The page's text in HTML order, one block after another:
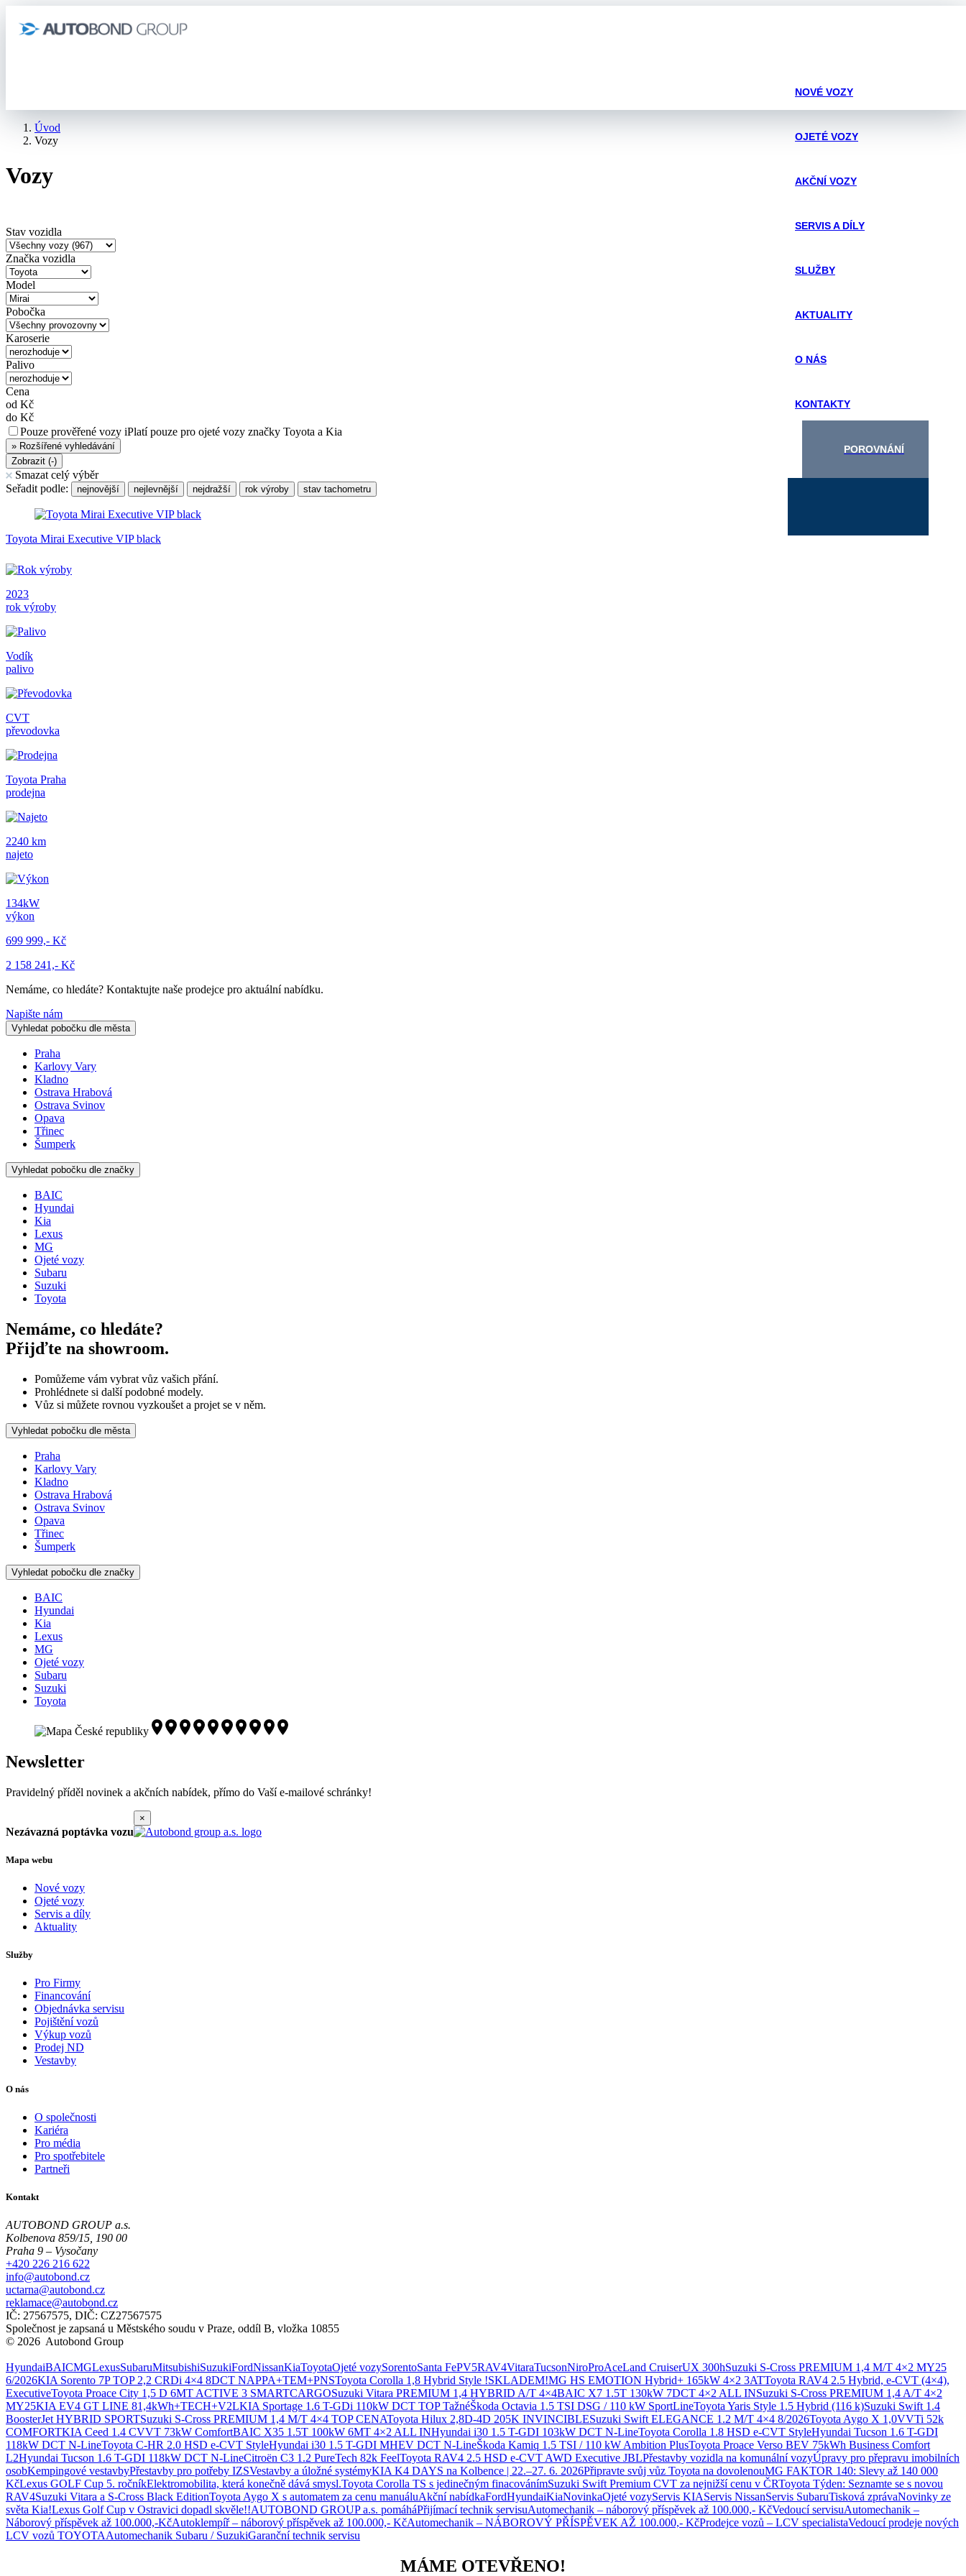
NOVÉ VOZY
OJETÉ VOZY
AKČNÍ VOZY
SERVIS A DÍLY
SLUŽBY
AKTUALITY
O NÁS
KONTAKTY
POROVNÁNÍ
Úvod
Vozy
Vozy
Stav vozidla
Značka vozidla
Model
Pobočka
Karoserie
Palivo
Cena
od Kč
do Kč
Pouze prověřené vozy iPlatí pouze pro ojeté vozy značky Toyota a Kia
» Rozšířené vyhledávání
Zobrazit (-)
Smazat celý výběr
Seřadit podle:
nejnovější nejlevnější nejdražší rok výroby stav tachometru
Toyota Mirai Executive VIP black
2023
rok výroby
Vodík
palivo
CVT
převodovka
Toyota Praha
prodejna
2240 km
najeto
134kW
výkon
699 999,- Kč
2 158 241,- Kč
Nemáme, co hledáte? Kontaktujte naše prodejce pro aktuální nabídku.
Napište nám
Vyhledat pobočku dle města
Praha
Karlovy Vary
Kladno
Ostrava Hrabová
Ostrava Svinov
Opava
Třinec
Šumperk
Vyhledat pobočku dle značky
BAIC
Hyundai
Kia
Lexus
MG
Ojeté vozy
Subaru
Suzuki
Toyota
Nemáme, co hledáte?
Přijďte na showroom.
Pomůžeme vám vybrat vůz vašich přání.
Prohlédnete si další podobné modely.
Vůz si můžete rovnou vyzkoušet a projet se v něm.
Vyhledat pobočku dle města
Praha
Karlovy Vary
Kladno
Ostrava Hrabová
Ostrava Svinov
Opava
Třinec
Šumperk
Vyhledat pobočku dle značky
BAIC
Hyundai
Kia
Lexus
MG
Ojeté vozy
Subaru
Suzuki
Toyota
Newsletter
Pravidelný příděl novinek a akčních nabídek, přímo do Vaší e-mailové schránky!
Nezávazná poptávka vozu
×
Mapa webu
Nové vozy
Ojeté vozy
Servis a díly
Aktuality
Služby
Pro Firmy
Financování
Objednávka servisu
Pojištění vozů
Výkup vozů
Prodej ND
Vestavby
O nás
O společnosti
Kariéra
Pro média
Pro spotřebitele
Partneři
Kontakt
AUTOBOND GROUP a.s.
Kolbenova 859/15, 190 00
Praha 9 – Vysočany
+420 226 216 622
info@autobond.cz
uctarna@autobond.cz
reklamace@autobond.cz
IČ: 27567575, DIČ: CZ27567575
Společnost je zapsaná u Městského soudu v Praze, oddíl B, vložka 10855
© 2026 Autobond Group
HyundaiBAICMGLexusSubaruMitsubishiSuzukiFordNissanKiaToyotaOjeté vozySorentoSanta FePV5RAV4VitaraTucsonNiroProAceLand CruiserUX 300hSuzuki S-Cross PREMIUM 1,4 M/T 4×2 MY25
6/2026KIA Sorento 7P TOP 2,2 CRDi 4×4 8DCT NAPPA+TEM+PNSToyota Corolla 1,8 Hybrid Style !SKLADEM!MG HS EMOTION Hybrid+ 165kW 4×2 3ATToyota RAV4 2.5 Hybrid, e-CVT (4×4),
ExecutiveToyota Proace City 1,5 D 6MT ACTIVE 3 SMARTCARGOSuzuki Vitara PREMIUM 1,4 HYBRID A/T 4×4BAIC X7 1.5T 130kW 7DCT 4×2 ALL INSuzuki S-Cross PREMIUM 1,4 A/T 4×2
MY25KIA EV4 GT LINE 81,4kWh+TECH+V2LKIA Sportage 1.6 T-GDi 110kW DCT TOP TažnéŠkoda Octavia 1.5 TSI DSG / 110 kW SportLineToyota Yaris Style 1.5 Hybrid (116 k)Suzuki Swift 1.4
BoosterJet HYBRID SPORTSuzuki S-Cross PREMIUM 1,4 M/T 4×4 TOP CENAToyota Hilux 2,8D-4D 205K INVINCIBLESuzuki Swift ELEGANCE 1.2 M/T 4×4 8/2026Toyota Aygo X 1,0VVTi 52k
COMFORTKIA Ceed 1.4 CVVT 73kW ComfortBAIC X35 1.5T 100kW 6MT 4×2 ALL INHyundai i30 1.5 T-GDI 103kW DCT N-LineToyota Corolla 1.8 HSD e-CVT StyleHyundai Tucson 1.6 T-GDI
118kW DCT N-LineToyota C-HR 2.0 HSD e-CVT StyleHyundai i30 1.5 T-GDI MHEV DCT N-LineŠkoda Kamiq 1.5 TSI / 110 kW Ambition PlusToyota Proace Verso BEV 75kWh Business Comfort
L2Hyundai Tucson 1.6 T-GDI 118kW DCT N-LineCitroën C3 1.2 PureTech 82k FeelToyota RAV4 2.5 HSD e-CVT AWD Executive JBLPřestavby vozidla na komunální vozyÚpravy pro přepravu imobilních
osobKempingové vestavbyPřestavby pro potřeby IZSVestavby a úložné systémyKIA K4 DAYS na Kolbence | 22.–27. 6. 2026Připravte svůj vůz Toyota na dovolenouMG FAKTOR 140: Slevy až 140 000
KčLexus GOLF Cup 5. ročníkElektromobilita, která konečně dává smysl.Toyota Corolla TS s jedinečným finacovánímSuzuki Swift Premium CVT za nejnižší cenu v ČRToyota Týden: Seznamte se s novou
RAV4Suzuki Vitara a S-Cross Black EditionToyota Aygo X s automatem za cenu manuáluAkční nabídkaFordHyundaiKiaNovinkaOjeté vozyServis KIAServis NissanServis SubaruTisková zprávaNovinky ze
světa Kia!Lexus Golf Cup v Ostravici dopadl skvěle!!AUTOBOND GROUP a.s. pomáháPřijímací technik servisuAutomechanik – náborový příspěvek až 100.000,- KčVedoucí servisuAutomechanik –
Náborový příspěvek až 100.000,-KčAutoklempíř – náborový příspěvek až 100.000,- KčAutomechanik – NÁBOROVÝ PŘÍSPĚVEK AŽ 100.000,- KčProdejce vozů – LCV specialistaVedoucí prodeje nových
LCV vozů TOYOTAAutomechanik Subaru / SuzukiGaranční technik servisu
MÁME OTEVŘENO!